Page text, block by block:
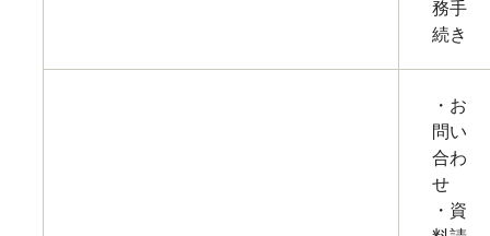
務手
続き
・お
問い
合わ
せ
・資